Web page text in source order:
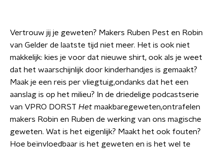
Vertrouw jij je geweten? Makers Ruben Pest en Robin
van Gelder de laatste tijd niet meer. Het is ook niet
makkelijk: kies je voor dat nieuwe shirt, ook als je weet
dat het waarschijnlijk door kinderhandjes is gemaakt?
Maak je een reis per vliegtuig,ondanks dat het een
aanslag is op het milieu? In de driedelige podcastserie
van VPRO DORST Het maakbaregeweten,ontrafelen
makers Robin en Ruben de werking van ons magische
geweten. Wat is het eigenlijk? Maakt het ook fouten?
Hoe beïnvloedbaar is het geweten en is het wel te